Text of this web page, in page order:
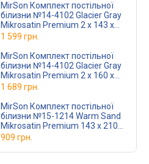
MirSon Комплект постільної
білизни №14-4102 Glacier Gray
Mikrosatin Premium 2 x 143 x
210 см
1 599 грн.
MirSon Комплект постільної
білизни №14-4102 Glacier Gray
Mikrosatin Premium 2 x 160 x
220 см
1 689 грн.
MirSon Комплект постільної
білизни №15-1214 Warm Sand
Mikrosatin Premium 143 x 210
см
909 грн.